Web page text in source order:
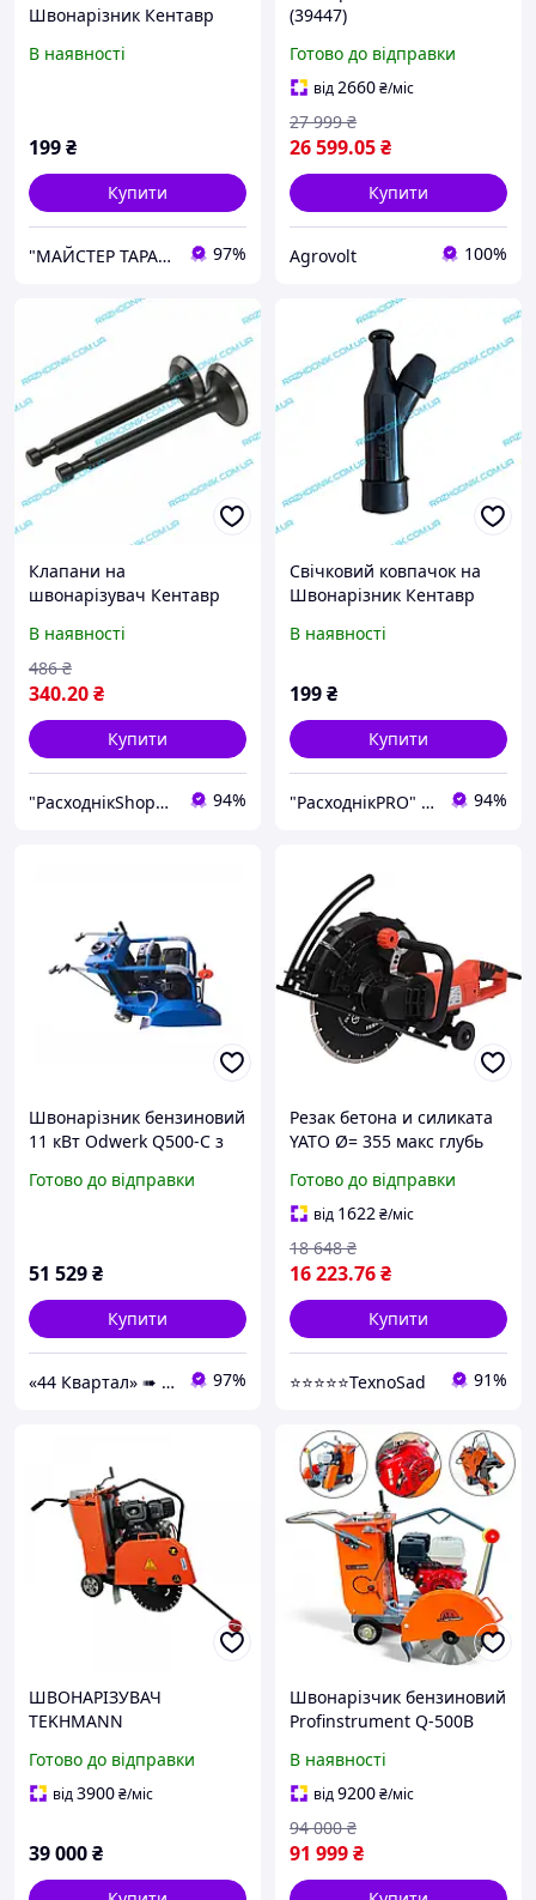
Швонарізник Кентавр
В наявності
199₴
Купити
"МАЙСТЕР ТАРАС" інтернет магазин запчастин та комплектуючих 97%
(39447)
Готово до відправки
від2660₴/міс
26 599.05₴
27 999 ₴
Купити
Agrovolt 100%
Клапани на
швонарізувач Кентавр
випускний)
В наявності
340.20₴
486 ₴
Купити
"РасходнікShop" інтернет магазин комплектуючих та запчастин 94%
Свічковий ковпачок на
Швонарізник Кентавр
В наявності
199₴
Купити
"РасходнікPRO" магазин запчастин 94%
Швонарізник бензиновий
11 кВт Odwerk Q500-C з
Готово до відправки
51 529₴
Купити
«44 Квартал» ➠ інтернет-магазин інструментів та розхідних матеріалів! 97%
Резак бетона и силиката
YATO Ø= 355 макс глубь
Готово до відправки
від 1622₴/міс
16 223.76₴
18 648 ₴
Купити
⭐️⭐️⭐️⭐️⭐️TexnoSad 91%
ШВОНАРІЗУВАЧ
TEKHMANN
14/420L
Готово до відправки
від3900₴/міс
39 000₴
Швонарізчик бензиновий
Profinstrument Q-500B
В наявності
від9200₴/міс
91 999₴
94 000 ₴